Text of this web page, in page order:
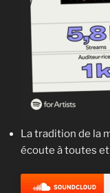
La tradition de la
écoute à toutes et